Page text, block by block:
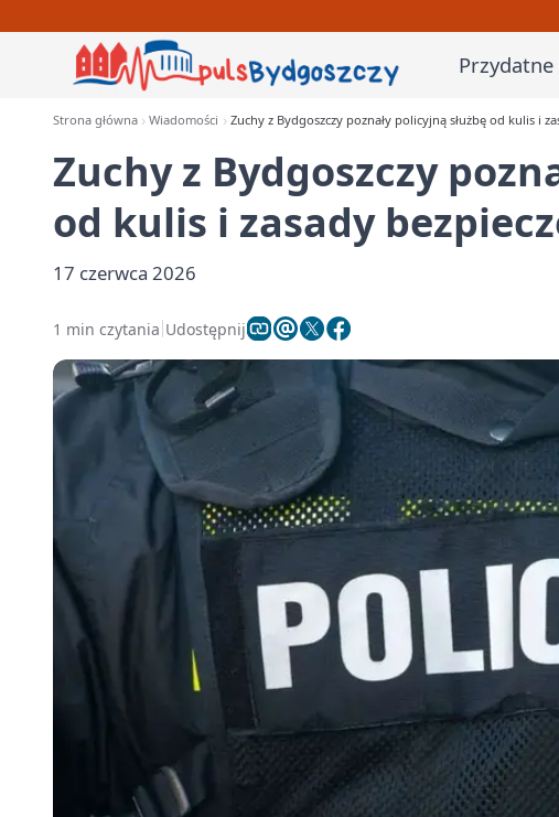
Przydatne
Strona główna Wiadomości Zuchy z Bydgoszczy poznały policyjną służbę od kulis i
Zuchy z Bydgoszczy
od kulis i zasady
17 czerwca 2026
1 min czytania Udostępnij